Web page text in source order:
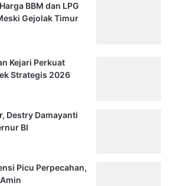
BBM dan LPG
Gejolak Timur
Kejari Perkuat
Strategis 2026
Destry Damayanti
BI
Picu Perpecahan,